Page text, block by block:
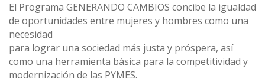
El Programa GENERANDO CAMBIOS concibe la igualdad
de oportunidades entre mujeres y hombres como una
necesidad
para lograr una sociedad más justa y próspera, así
como una herramienta básica para la competitividad y
modernización de las PYMES.